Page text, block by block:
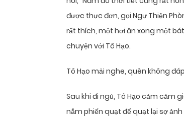
được thực đơn, gọi Ngự Thiện
rất thích, một hơi ăn xong một
chuyện với Tô Hạo.
Tô Hạo mải nghe, quên không
Sau khi đi ngủ, Tô Hạo cảm cảm
nắm phiến quạt để quạt lại sợ